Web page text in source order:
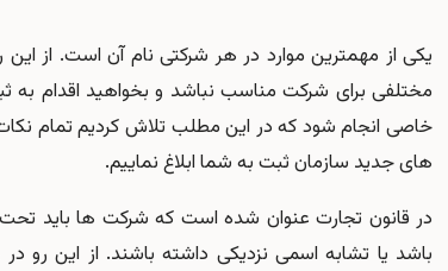
یکی از مهمترین موارد در هر شرکتی نام آن است. از
مختلفی برای شرکت مناسب نباشد و بخواهید اقدام به
خاصی انجام شود که در این مطلب تلاش کردیم تمام
های جدید سازمان ثبت به شما ابلاغ نماییم.
در قانون تجارت عنوان شده است که شرکت ها باید
باشد یا تشابه اسمی نزدیکی داشته باشند. از این